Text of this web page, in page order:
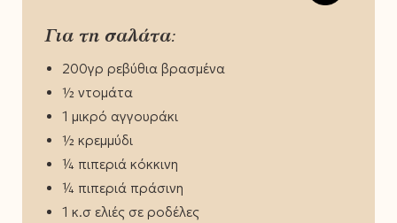
Για τη σαλάτα:
200γρ ρεβύθια βρασμένα
½ ντομάτα
1 μικρό αγγουράκι
½ κρεμμύδι
¼ πιπεριά κόκκινη
¼ πιπεριά πράσινη
1 κ.σ ελιές σε ροδέλες